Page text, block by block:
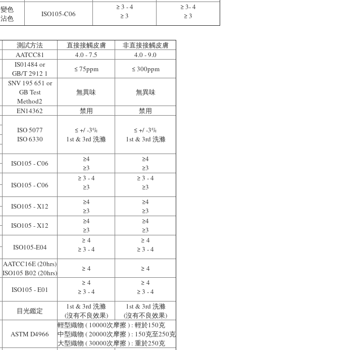
變色
沾色
ISO105-C06
≥ 3 - 4
≥ 3
≥ 3- 4
≥ 3
測試方法 直接接觸皮膚
非直接接觸皮膚
AATCC81 4.0 - 7.5
4.0 - 9.0
IS01484 or
GB/T 2912 1
≤ 75ppm ≤ 300ppm
SNV 195 651 or
GB Test
Method2
無異味 無異味
EN14362 禁用 禁用
ISO 5077
ISO 6330
≤ +/ -3%
1st & 3rd 洗滌
≤ +/ -3%
1st & 3rd 洗滌
ISO105 - C06
≥4
≥3
≥4
≥3
ISO105 - C06
≥ 3 - 4
≥3
≥ 3 - 4
≥3
ISO105 - X12
≥4
≥3
≥4
≥3
ISO105 - X12
≥4
≥3
≥4
≥3
ISO105-E04
≥ 4
≥ 3 - 4
≥ 4
≥ 3 - 4
AATCC16E (20hrs)
ISO105 B02 (20hrs)
≥ 4 ≥ 4
ISO105 - E01
≥ 4
≥ 3 - 4
≥ 4
≥ 3 - 4
目光鑑定
1st & 3rd 洗滌
(沒有不良效果)
1st & 3rd 洗滌
(沒有不良效果)
ASTM D4966
輕型織物 ( 10000次摩擦 ) : 輕於150克
中型織物 ( 20000次摩擦 ) : 150克至250克
大型織物 ( 30000次摩擦 ) : 重於250克